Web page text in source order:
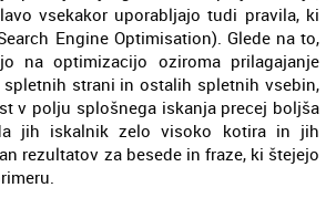
vsekakor uporabljajo tudi pravila, ki
Engine Optimisation). Glede na to,
na optimizacijo oziroma prilagajanje
strani in ostalih spletnih vsebin,
v polju splošnega iskanja precej boljša
jih iskalnik zelo visoko kotira in jih
rezultatov za besede in fraze, ki štejejo